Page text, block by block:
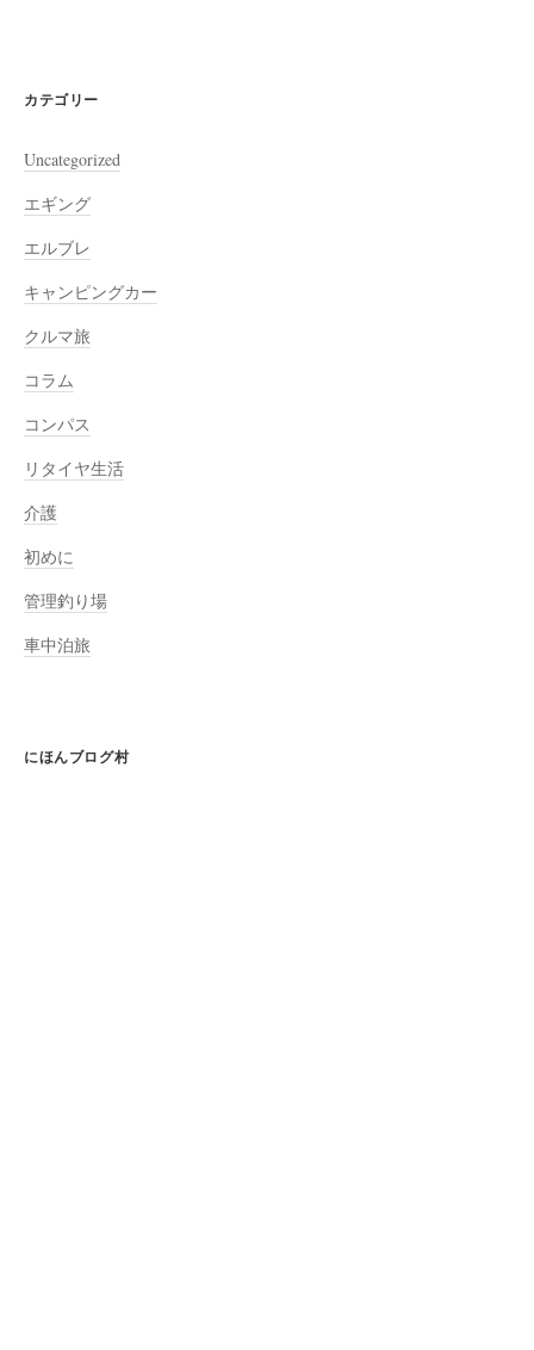
カテゴリー
Uncategorized
エギング
エルブレ
キャンピングカー
クルマ旅
コラム
コンパス
リタイヤ生活
介護
初めに
管理釣り場
車中泊旅
にほんブログ村